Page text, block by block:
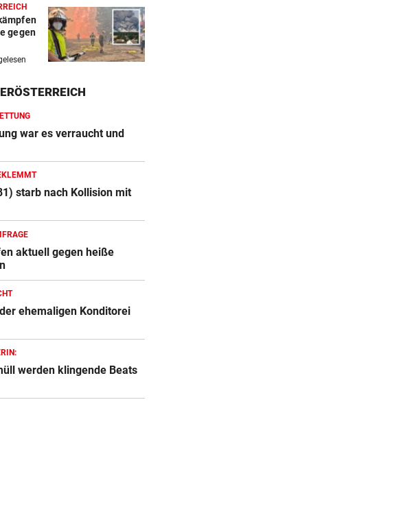
gegen
war es verraucht und
starb nach Kollision mit
aktuell gegen heiße
ehemaligen Konditorei
werden klingende Beats